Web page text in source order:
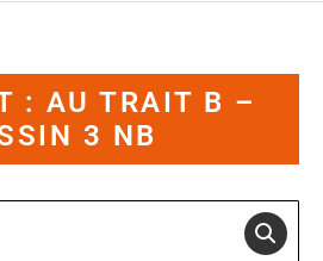
: AU TRAIT B –
3 NB